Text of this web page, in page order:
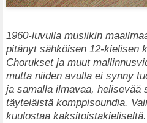
1960-luvulla musiikin
pitänyt sähköisen 12-kielisen
Chorukset ja muut
mutta niiden avulla ei synny
ja samalla ilmavaa, helisevää
täyteläistä komppisoundia.
kuulostaa kaksitoistakieliseltä.